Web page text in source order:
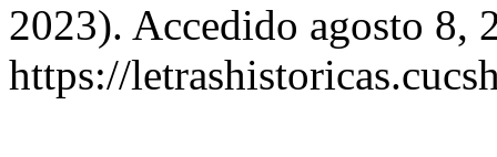
2023). Accedido agosto 8,
https://